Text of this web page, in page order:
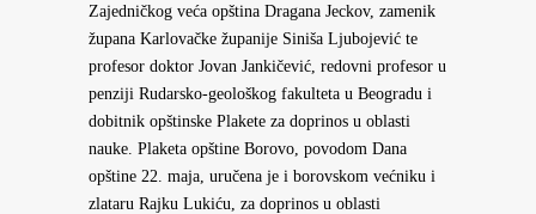
Zajedničkog veća opština Dragana Jeckov, zamenik
župana Karlovačke županije Siniša Ljubojević te
profesor doktor Jovan Jankičević, redovni profesor u
penziji Rudarsko-geološkog fakulteta u Beogradu i
dobitnik opštinske Plakete za doprinos u oblasti
nauke. Plaketa opštine Borovo, povodom Dana
opštine 22. maja, uručena je i borovskom većniku i
zlataru Rajku Lukiću, za doprinos u oblasti